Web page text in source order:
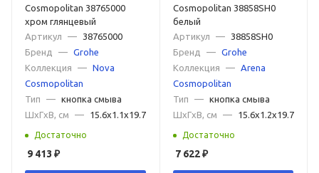
Cosmopolitan 38765000
хром глянцевый
Артикул
—
38765000
Бренд
— Grohe
Коллекция
— Nova
Cosmopolitan
Тип
— кнопка смыва
ШxГxВ, см
— 15.6x1.1x19.7
Достаточно
9 413 ₽
Cosmopolitan 38858SH0
белый
Артикул
—
38858SH0
Бренд
—
Grohe
Коллекция
—
Arena
Cosmopolitan
Тип
—
кнопка смыва
ШxГxВ, см
— 15.6x1.2x19.7
Достаточно
7 622₽